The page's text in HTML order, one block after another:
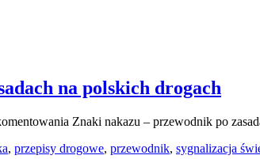
na polskich drogach
Znaki nakazu – przewodnik po
, przepisy drogowe, przewodnik, sygnalizacja